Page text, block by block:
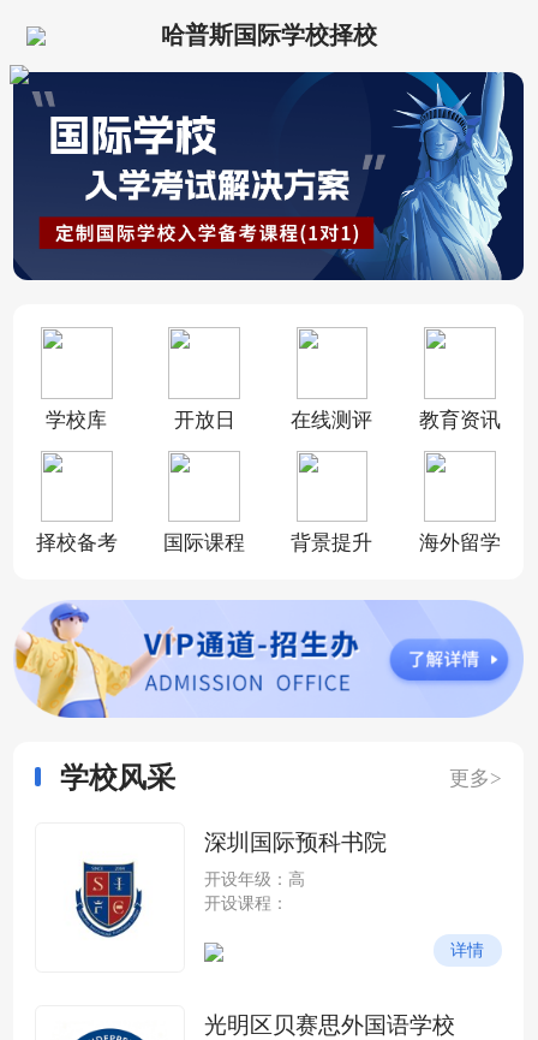
哈普斯国际学校择校
学校库 开放日 在线测评 教育资讯
择校备考 国际课程 背景提升 海外留学
学校风采 更多>
深圳国际预科书院
开设年级：高
开设课程：
详情
光明区贝赛思外国语学校